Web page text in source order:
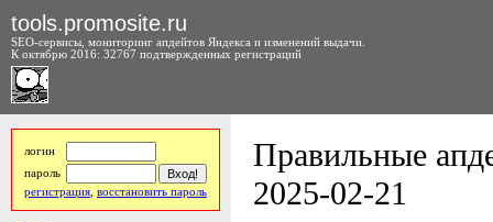
tools.promosite.ru
SEO-сервисы, мониторинг апдейтов Яндекса и изменений выдачи.
К октябрю 2016: 32767 подтвержденных регистраций
логин
пароль
регистрация восстановить пароль
Правильные
2025-02-21